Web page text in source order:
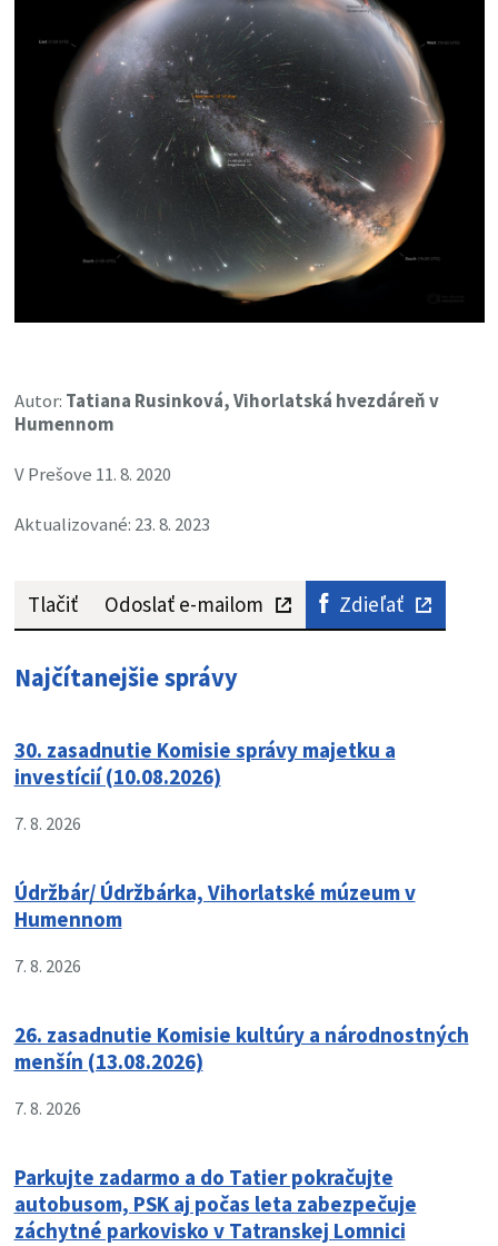
Autor: Tatiana Rusinková, Vihorlatská hvezdáreň v
Humennom
V Prešove 11. 8. 2020
Aktualizované: 23. 8. 2023
Tlačiť Odoslať e-mailom Zdieľať
Najčítanejšie správy
30. zasadnutie Komisie správy majetku a
investícií (10.08.2026)
7. 8. 2026
Údržbár/ Údržbárka, Vihorlatské múzeum v
Humennom
7. 8. 2026
26. zasadnutie Komisie kultúry a národnostných
menšín (13.08.2026)
7. 8. 2026
Parkujte zadarmo a do Tatier pokračujte
autobusom, PSK aj počas leta zabezpečuje
záchytné parkovisko v Tatranskej Lomnici